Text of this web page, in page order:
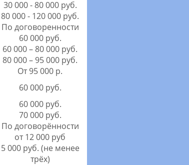
30 000 - 80 000 руб.
80 000 - 120 000 руб.
По договоренности
60 000 руб.
60 000 – 80 000 руб.
80 000 – 95 000 руб.
От 95 000 р.
60 000 руб.
60 000 руб.
70 000 руб.
По договорённости
от 12 000 руб
5 000 руб. (не менее
трёх)